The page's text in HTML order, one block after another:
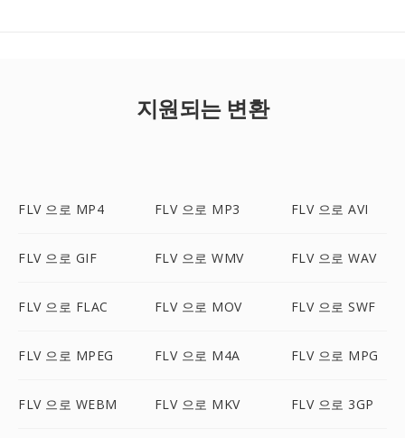
지원되는 변환
FLV 으로 MP4 FLV 으로 MP3 FLV 으로 AVI
FLV 으로 GIF FLV 으로 WMV FLV 으로 WAV
FLV 으로 FLAC FLV 으로 MOV FLV 으로 SWF
FLV 으로 MPEG FLV 으로 M4A FLV 으로 MPG
FLV 으로 WEBM FLV 으로 MKV FLV 으로 3GP